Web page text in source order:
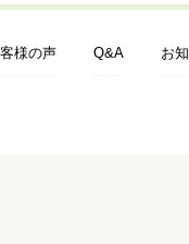
様の声 Q&A お